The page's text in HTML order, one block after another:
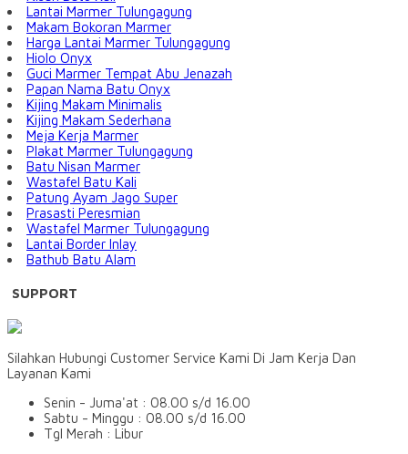
Lantai Marmer Tulungagung
Makam Bokoran Marmer
Harga Lantai Marmer Tulungagung
Hiolo Onyx
Guci Marmer Tempat Abu Jenazah
Papan Nama Batu Onyx
Kijing Makam Minimalis
Kijing Makam Sederhana
Meja Kerja Marmer
Plakat Marmer Tulungagung
Batu Nisan Marmer
Wastafel Batu Kali
Patung Ayam Jago Super
Prasasti Peresmian
Wastafel Marmer Tulungagung
Lantai Border Inlay
Bathub Batu Alam
SUPPORT
Silahkan Hubungi Customer Service Kami Di Jam Kerja Dan
Layanan Kami
Senin - Juma'at : 08.00 s/d 16.00
Sabtu - Minggu : 08.00 s/d 16.00
Tgl Merah : Libur